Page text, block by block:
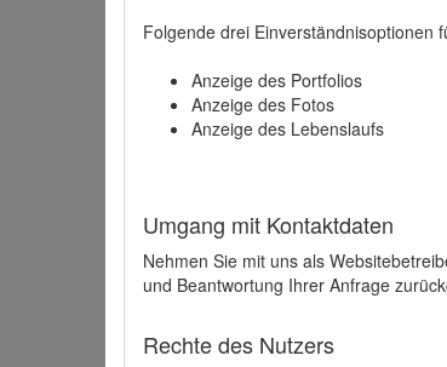
Folgende drei Einverständnisoptionen
Anzeige des Portfolios
Anzeige des Fotos
Anzeige des Lebenslaufs
Umgang mit Kontaktdaten
Nehmen Sie mit uns als
und Beantwortung Ihrer Anfrage
Rechte des Nutzers